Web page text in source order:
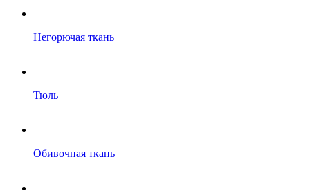
Негорючая ткань
Тюль
Обивочная ткань